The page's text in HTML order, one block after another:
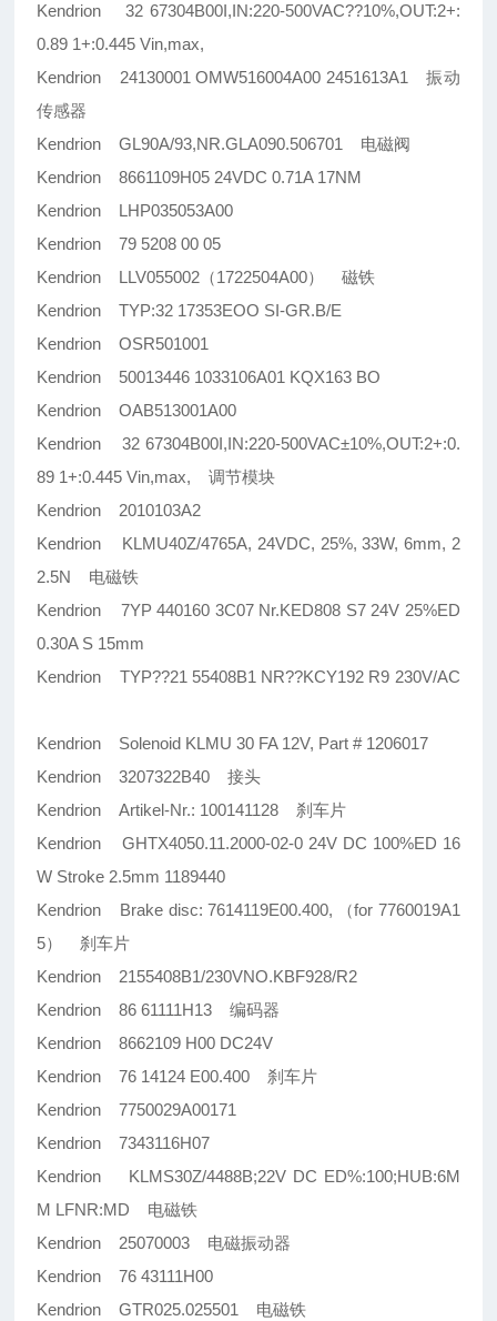
Kendrion 32 67304B00I,IN:220-500VAC??10%,OUT:2+:
0.89 1+:0.445 Vin,max,
Kendrion 24130001 OMW516004A00 2451613A1 振动
传感器
Kendrion GL90A/93,NR.GLA090.506701 电磁阀
Kendrion 8661109H05 24VDC 0.71A 17NM
Kendrion LHP035053A00
Kendrion 79 5208 00 05
Kendrion LLV055002（1722504A00） 磁铁
Kendrion TYP:32 17353EOO SI-GR.B/E
Kendrion OSR501001
Kendrion 50013446 1033106A01 KQX163 BO
Kendrion OAB513001A00
Kendrion 32 67304B00I,IN:220-500VAC±10%,OUT:2+:0.
89 1+:0.445 Vin,max, 调节模块
Kendrion 2010103A2
Kendrion KLMU40Z/4765A, 24VDC, 25%, 33W, 6mm, 2
2.5N 电磁铁
Kendrion 7YP 440160 3C07 Nr.KED808 S7 24V 25%ED
0.30A S 15mm
Kendrion TYP??21 55408B1 NR??KCY192 R9 230V/AC
Kendrion Solenoid KLMU 30 FA 12V, Part # 1206017
Kendrion 3207322B40 接头
Kendrion Artikel-Nr.: 100141128 刹车片
Kendrion GHTX4050.11.2000-02-0 24V DC 100%ED 16
W Stroke 2.5mm 1189440
Kendrion Brake disc: 7614119E00.400, （for 7760019A1
5） 刹车片
Kendrion 2155408B1/230VNO.KBF928/R2
Kendrion 86 61111H13 编码器
Kendrion 8662109 H00 DC24V
Kendrion 76 14124 E00.400 刹车片
Kendrion 7750029A00171
Kendrion 7343116H07
Kendrion KLMS30Z/4488B;22V DC ED%:100;HUB:6M
M LFNR:MD 电磁铁
Kendrion 25070003 电磁振动器
Kendrion 76 43111H00
Kendrion GTR025.025501 电磁铁